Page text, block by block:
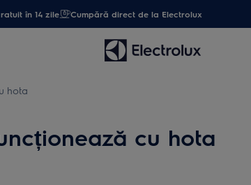
în 14 zile Cumpără direct de la Electrolux
hota
cu hota